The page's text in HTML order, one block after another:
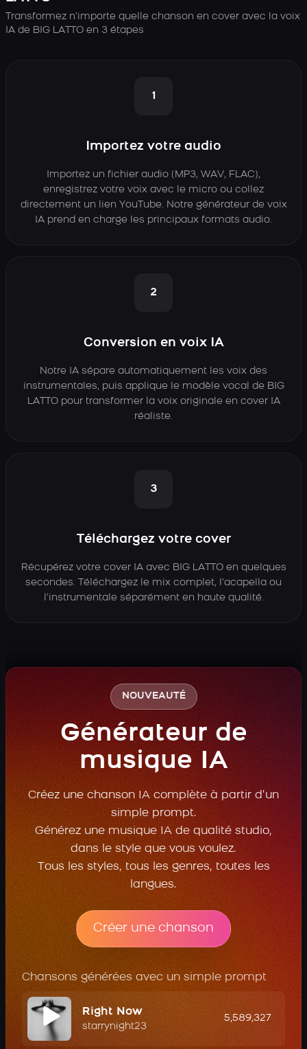
Transformez n’importe quelle chanson en cover avec la voix
IA de BIG LATTO en 3 étapes
1
Importez votre audio
Importez un fichier audio (MP3, WAV, FLAC),
enregistrez votre voix avec le micro ou collez
directement un lien YouTube. Notre générateur de voix
IA prend en charge les principaux formats audio.
2
Conversion en voix IA
Notre IA sépare automatiquement les voix des
instrumentales, puis applique le modèle vocal de BIG
LATTO pour transformer la voix originale en cover IA
réaliste.
3
Téléchargez votre cover
Récupérez votre cover IA avec BIG LATTO en quelques
secondes. Téléchargez le mix complet, l’acapella ou
l’instrumentale séparément en haute qualité.
NOUVEAUTÉ
Générateur de
musique IA
Créez une chanson IA complète à partir d’un
simple prompt.
Générez une musique IA de qualité studio,
dans le style que vous voulez.
Tous les styles, tous les genres, toutes les
langues.
Créer une chanson
Chansons générées avec un simple prompt
Right Now
starrynight23
5,589,327